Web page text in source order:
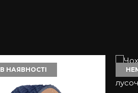
на Айфон зі шкіри пітона
підібрати потрібну
НАЯВНОСТІ